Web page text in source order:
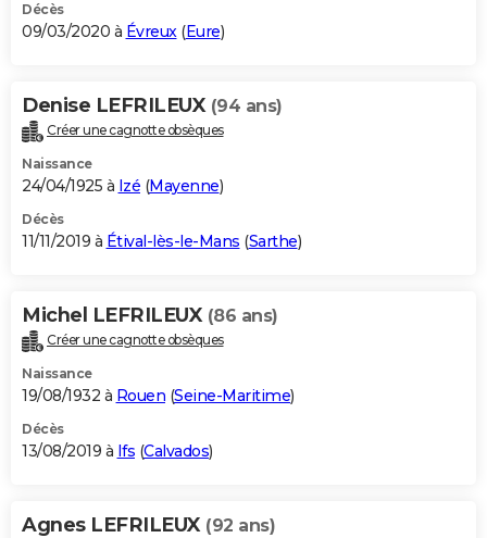
Décès
09/03/2020 à Évreux(Eure)
Denise LEFRILEUX (94 ans)
Créer une cagnotte obsèques
Naissance
24/04/1925 à Izé (Mayenne)
Décès
11/11/2019 à Étival-lès-le-Mans (Sarthe)
Michel LEFRILEUX (86 ans)
Créer une cagnotte obsèques
Naissance
19/08/1932 à Rouen (Seine-Maritime)
Décès
13/08/2019 à Ifs (Calvados)
Agnes LEFRILEUX (92 ans)